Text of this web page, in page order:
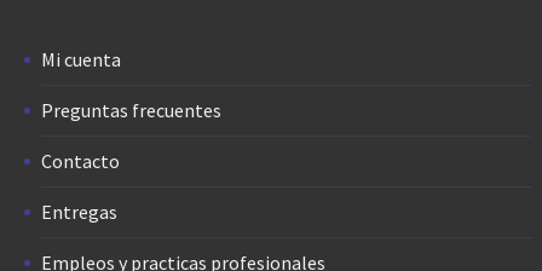
Mi cuenta
Preguntas frecuentes
Contacto
Entregas
Empleos y practicas profesionales